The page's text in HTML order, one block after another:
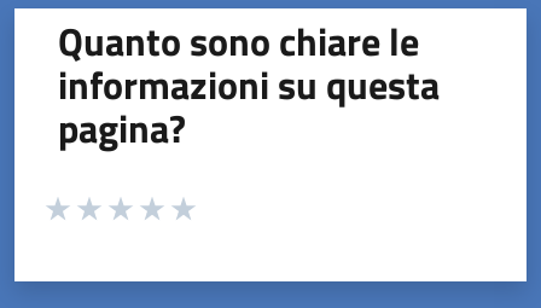
Quanto sono chiare le
informazioni su questa
pagina?
Valuta da 1 a 5 stelle la pagina